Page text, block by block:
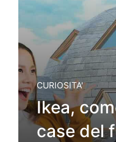
CURIOSITA'
Ikea,
case del